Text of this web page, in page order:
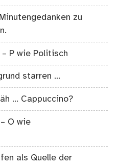
zu
P wie Politisch
starren …
… Cappuccino?
O wie
als Quelle der